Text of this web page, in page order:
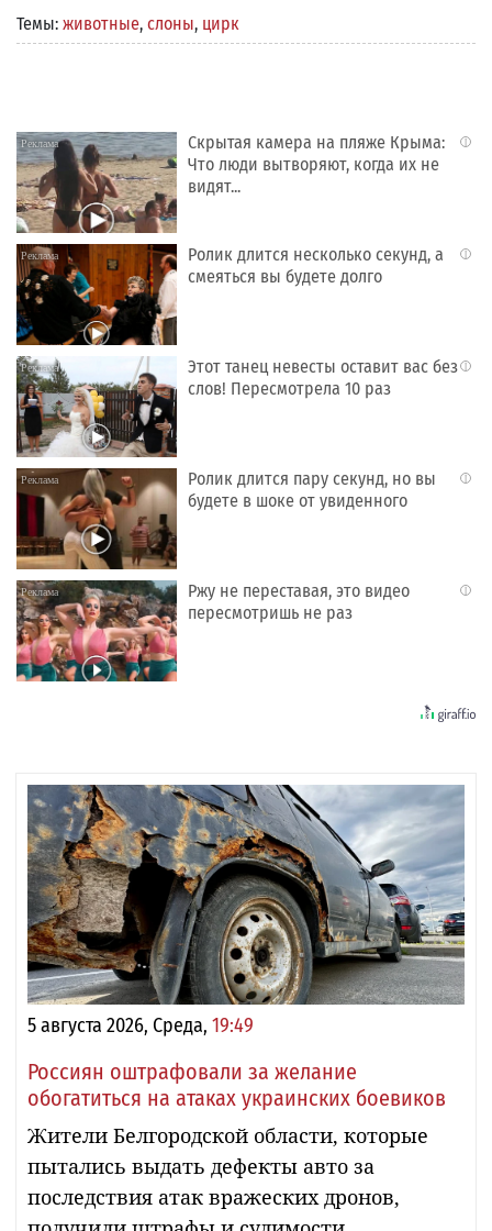
Темы: животные, слоны, цирк
i
Скрытая камера на пляже Крыма:
Что люди вытворяют, когда их не
видят...
i
Ролик длится несколько секунд, а
смеяться вы будете долго
i
Этот танец невесты оставит вас без
слов! Пересмотрела 10 раз
i
Ролик длится пару секунд, но вы
будете в шоке от увиденного
i
Ржу не переставая, это видео
пересмотришь не раз
5 августа 2026, Среда, 19:49
Россиян оштрафовали за желание
обогатиться на атаках украинских боевиков
Жители Белгородской области, которые
пытались выдать дефекты авто за
последствия атак вражеских дронов,